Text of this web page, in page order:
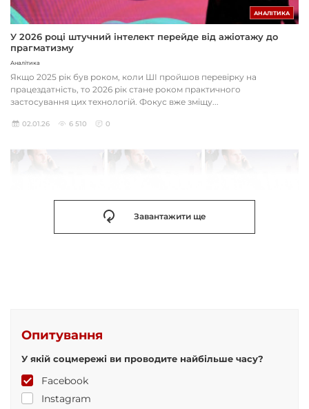
АНАЛІТИКА
У 2026 році штучний інтелект перейде від ажіотажу до
прагматизму
Аналітика
Якщо 2025 рік був роком, коли ШІ пройшов перевірку на
працездатність, то 2026 рік стане роком практичного
застосування цих технологій. Фокус вже зміщу...
02.01.26 6 510 0
Завантажити ще
Опитування
У якій соцмережі ви проводите найбільше часу?
Facebook
Instagram